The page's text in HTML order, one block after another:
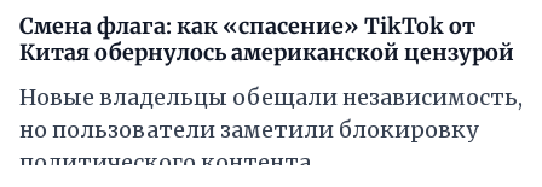
Смена флага: как «спасение» TikTok от
Китая обернулось американской цензурой
Новые владельцы обещали независимость,
но пользователи заметили блокировку
политического контента